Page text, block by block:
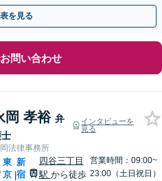
日・夜間相談可】
を見る
問い合わせ
岡 孝裕 弁
インタビューを
見る
法律事務所
東
京 |
新
宿
四谷三丁目
駅 から徒歩
営業時間：09:00~
23:00（土日祝日）